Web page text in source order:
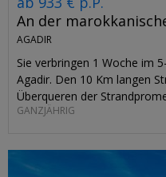
An der
AGADIR
Sie verbringen 1 Woche im
Agadir. Den 10 Km langen
Überqueren der
GANZJÄHRIG